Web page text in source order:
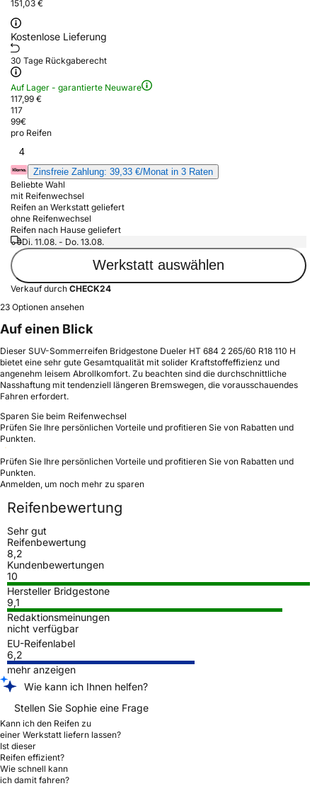
151,03 €
Kostenlose Lieferung
30 Tage Rückgaberecht
Auf Lager - garantierte Neuware
117,99 €
117
99€
pro Reifen
4
Zinsfreie Zahlung: 39,33 €/Monat in 3 Raten
Beliebte Wahl
mit Reifenwechsel
Reifen an Werkstatt geliefert
ohne Reifenwechsel
Reifen nach Hause geliefert
Di. 11.08. - Do. 13.08.
Werkstatt auswählen
Verkauf durch CHECK24
23 Optionen ansehen
Auf einen Blick
Dieser SUV-Sommerreifen Bridgestone Dueler HT 684 2 265/60 R18 110 H
bietet eine sehr gute Gesamtqualität mit solider Kraftstoffeffizienz und
angenehm leisem Abrollkomfort. Zu beachten sind die durchschnittliche
Nasshaftung mit tendenziell längeren Bremswegen, die vorausschauendes
Fahren erfordert.
Sparen Sie beim Reifenwechsel
Prüfen Sie Ihre persönlichen Vorteile und profitieren Sie von Rabatten und
Punkten.
Prüfen Sie Ihre persönlichen Vorteile und profitieren Sie von Rabatten und
Punkten.
Anmelden, um noch mehr zu sparen
Reifenbewertung
Sehr gut
Reifenbewertung
8,2
Kundenbewertungen
10
Hersteller Bridgestone
9,1
Redaktionsmeinungen
nicht verfügbar
EU-Reifenlabel
6,2
mehr anzeigen
Wie kann ich Ihnen helfen?
Stellen Sie Sophie eine Frage
Kann ich den Reifen zu
einer Werkstatt liefern lassen?
Ist dieser
Reifen effizient?
Wie schnell kann
ich damit fahren?